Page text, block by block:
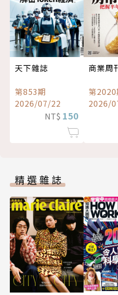
天下雜誌
第853期
2026/07/22
NT$ 150
商業周
第2020
2026/
精選雜誌